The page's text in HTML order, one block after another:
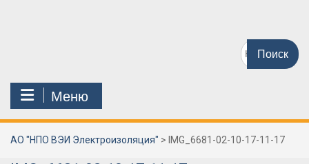
Поиск
по:
Меню
АО "НПО ВЭИ Электроизоляция" > IMG_6681-02-10-17-11-17